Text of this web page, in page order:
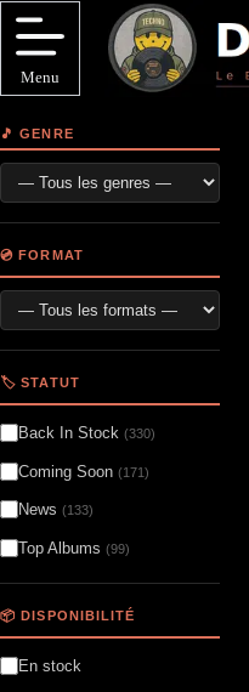
Passer
au
contenu
Menu
🎵 GENRE
💿 FORMAT
🏷️ STATUT
Back In Stock (330)
Coming Soon (171)
News (133)
Top Albums (99)
📦 DISPONIBILITÉ
En stock